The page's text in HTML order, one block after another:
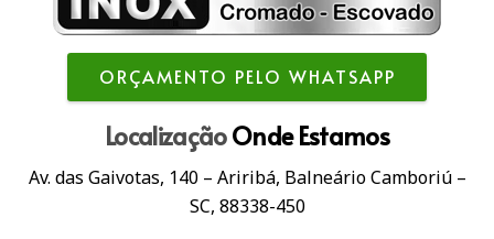
ORÇAMENTO PELO WHATSAPP
LocalizaçãoOnde Estamos
Av. das Gaivotas, 140 – Ariribá, Balneário Camboriú –
SC, 88338-450